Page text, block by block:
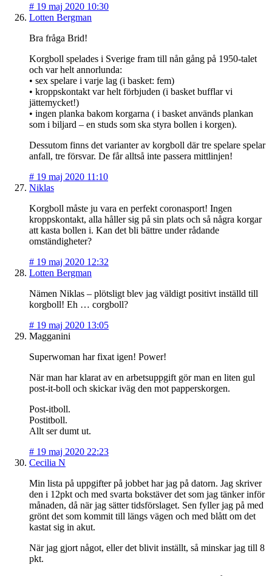
# 19 maj 2020 10:30
Lotten Bergman
Bra fråga Brid!
Korgboll spelades i Sverige fram till nån gång på 1950-talet
och var helt annorlunda:
• sex spelare i varje lag (i basket: fem)
• kroppskontakt var helt förbjuden (i basket bufflar vi
jättemycket!)
• ingen planka bakom korgarna ( i basket används plankan
som i biljard – en studs som ska styra bollen i korgen).
Dessutom finns det varianter av korgboll där tre spelare spelar
anfall, tre försvar. De får alltså inte passera mittlinjen!
# 19 maj 2020 11:10
Niklas
Korgboll måste ju vara en perfekt coronasport! Ingen
kroppskontakt, alla håller sig på sin plats och så några korgar
att kasta bollen i. Kan det bli bättre under rådande
omständigheter?
# 19 maj 2020 12:32
Lotten Bergman
Nämen Niklas – plötsligt blev jag väldigt positivt inställd till
korgboll! Eh … corgboll?
# 19 maj 2020 13:05
Magganini
Superwoman har fixat igen! Power!
När man har klarat av en arbetsuppgift gör man en liten gul
post-it-boll och skickar iväg den mot papperskorgen.
Post-itboll.
Postitboll.
Allt ser dumt ut.
# 19 maj 2020 22:23
Cecilia N
Min lista på uppgifter på jobbet har jag på datorn. Jag skriver
den i 12pkt och med svarta bokstäver det som jag tänker inför
månaden, då när jag sätter tidsförslaget. Sen fyller jag på med
grönt det som kommit till längs vägen och med blått om det
kastat sig in akut.
När jag gjort något, eller det blivit inställt, så minskar jag till 8
pkt.